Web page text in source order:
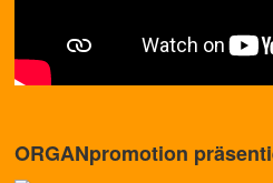
ORGANpromotion